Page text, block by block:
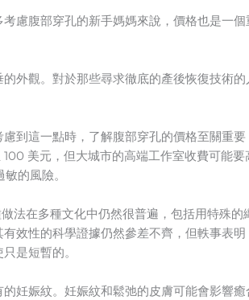
慮腹部穿孔的新手媽媽來說，價格也是一
外觀。對於那些尋求徹底的產後恢復技術
到這一點時，了解腹部穿孔的價格至關重
美元，但大城市的高端工作室收費可能
的風險。
法在多種文化中仍然很普遍，包括用特殊
效性的科學證據仍然參差不齊，但軼事表明
是短暫的。
妊娠紋。妊娠紋和鬆弛的皮膚可能會影響